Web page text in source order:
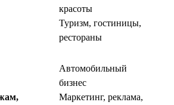
красоты
Туризм, гостиницы,
рестораны
Автомобильный
бизнес
Маркетинг, реклама,